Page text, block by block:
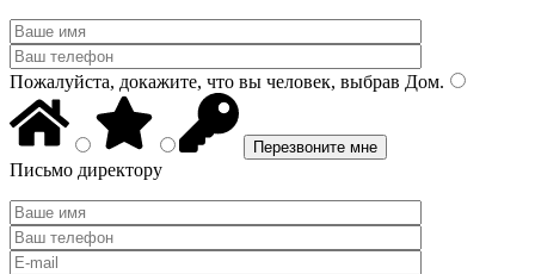
Пожалуйста, докажите, что вы человек, выбрав Дом.
Письмо директору